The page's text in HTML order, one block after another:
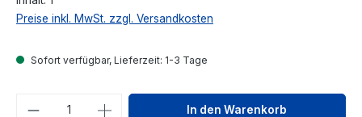
Preise inkl. MwSt. zzgl. Versandkosten
Sofort verfügbar, Lieferzeit: 1-3 Tage
Produkt Anzahl: Gib denIn den Warenkorb